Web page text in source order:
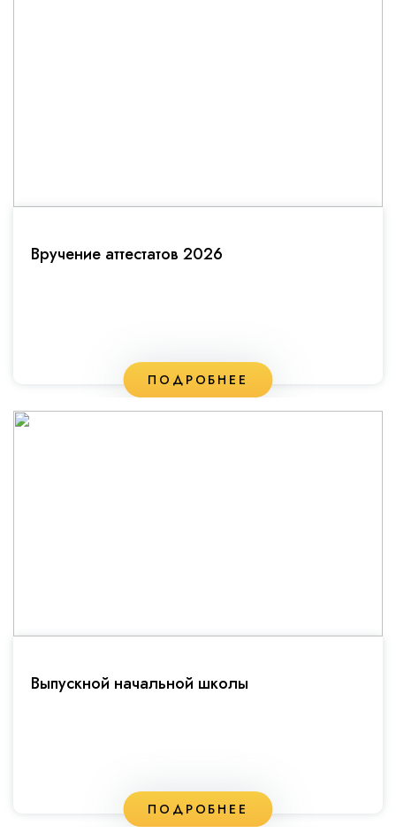
Вручение аттестатов 2026
ПОДРОБНЕЕ
Выпускной начальной школы
ПОДРОБНЕЕ